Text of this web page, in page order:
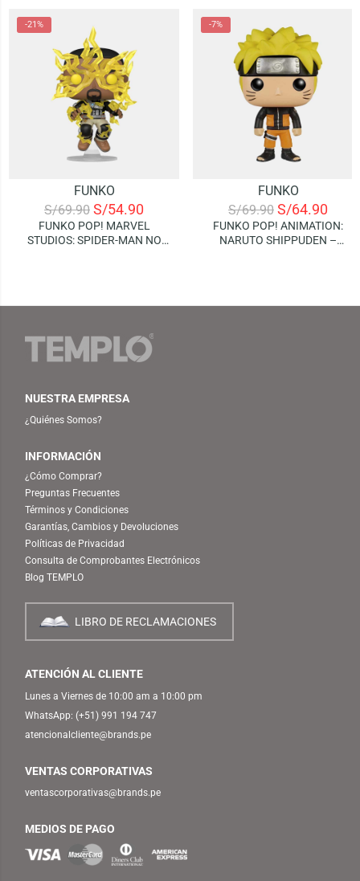
-21%
FUNKO
S/69.90 S/54.90
FUNKO POP! MARVEL
STUDIOS: SPIDER-MAN NO
-7%
FUNKO
S/69.90 S/64.90
FUNKO POP! ANIMATION:
NARUTO SHIPPUDEN –
NUESTRA EMPRESA
¿Quiénes Somos?
INFORMACIÓN
¿Cómo Comprar?
Preguntas Frecuentes
Términos y Condiciones
Garantías, Cambios y Devoluciones
Políticas de Privacidad
Consulta de Comprobantes Electrónicos
Blog TEMPLO
LIBRO DE RECLAMACIONES
ATENCIÓN AL CLIENTE
Lunes a Viernes de 10:00 am a 10:00 pm
WhatsApp: (+51) 991 194 747
atencionalcliente@brands.pe
VENTAS CORPORATIVAS
ventascorporativas@brands.pe
MEDIOS DE PAGO